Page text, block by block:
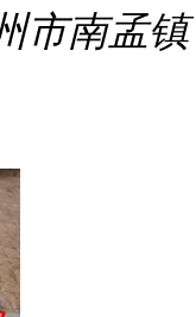
市南孟镇